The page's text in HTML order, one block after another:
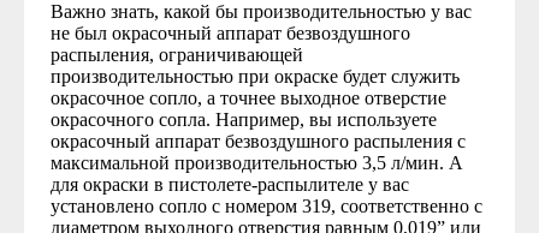
Важно знать, какой бы производительностью у вас
не был окрасочный аппарат безвоздушного
распыления, ограничивающей
производительностью при окраске будет служить
окрасочное сопло, а точнее выходное отверстие
окрасочного сопла. Например, вы используете
окрасочный аппарат безвоздушного распыления с
максимальной производительностью 3,5 л/мин. А
для окраски в пистолете-распылителе у вас
установлено сопло с номером 319, соответственно с
диаметром выходного отверстия равным 0,019” или